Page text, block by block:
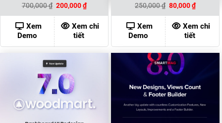
700,000₫ Giá
là:
700,000 ₫.
200,000₫Giá
hiện
tại
là:
200,000 ₫.
Xem
Demo
Xem chi
tiết
250,000₫ Giá
gốc
là:
250,000 ₫.
80,000₫Giá
hiện
tại
là:
80,000
Xem
Demo
Xem chi
tiết